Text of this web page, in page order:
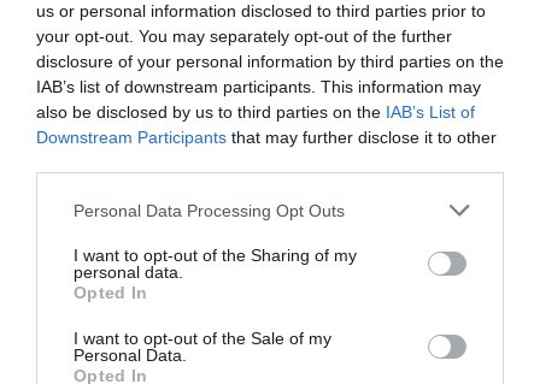
us or personal information disclosed to third parties prior to
your opt-out. You may separately opt-out of the further
disclosure of your personal information by third parties on the
IAB’s list of downstream participants. This information may
also be disclosed by us to third parties on the IAB’s List of
Downstream Participants that may further disclose it to other
Personal Data Processing Opt Outs
I want to opt-out of the Sharing of my
personal data.
Opted In
I want to opt-out of the Sale of my
Personal Data.
Opted In
per programmi di integrazione, solo nel 2015 –
2016. Tutto questo però, spesso non viene
precisato nei programmi televisivi.
d. Per la Convenzione di Ginevra, il regolamento
nostrana relativa ai rifugiati, chi ha diritto a
richiedere asilo o protezione internazionale non
può essere rifiutato;
fondamentale: rispettarlo o meno, distingue le
democrazie dalle dittature.